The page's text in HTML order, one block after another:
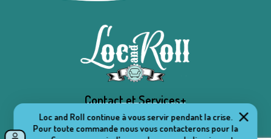
Loc and Roll continue à vous servir pendant la crise.
Pour toute commande nous vous contacterons pour la
Contact et Services+